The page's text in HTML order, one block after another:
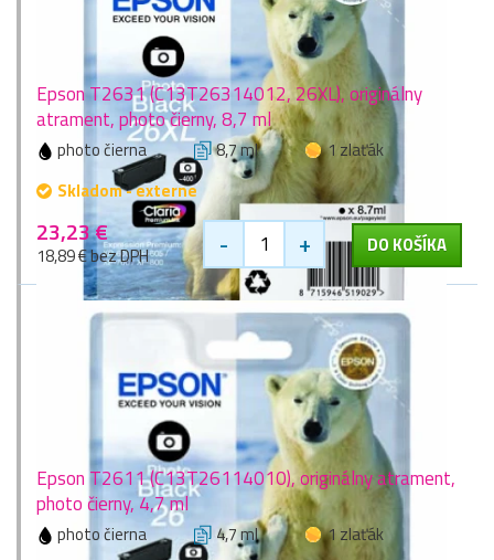
Epson T2631 (C13T26314012, 26XL), originálny
atrament, photo čierny, 8,7 ml
photo čierna 8,7 ml
1 zlaťák
Skladom - externe
23,23 €
18,89 € bez DPH - + DO KOŠÍKA
Epson T2611 (C13T26114010), originálny atrament,
photo čierny, 4,7 ml
photo čierna 4,7 ml
1 zlaťák